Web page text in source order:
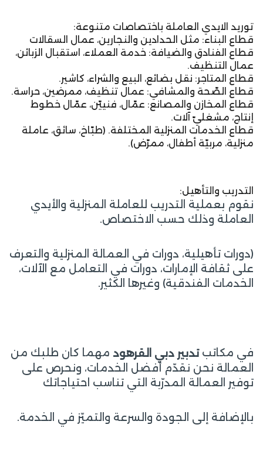
توريد الايدي العاملة باختصاصات متنوعة:
قطاع البناء: مثل الحدادين والنجارين، عمال السقالات
قطاع الفنادق والضيافة: خدمة العملاء، استقبال الزبائن،
عمال التنظيف.
قطاع المتاجر: نقل بضائع، البيع والشراء، كاشير.
قطاع الصّحة والمشافي: عمال تنظيف، ممرضين، حراسة.
قطاع المخازن والمصانع: عمّال، فنييّن، عمّال خطوط
إنتاج، مشغليّ آلات.
قطاع الخدمات المنزلية المختلفة. (طبّاخ، سائق، عاملة
منزلية، مربيّة أطفال، ممرّض).
التدريب والتأهيل:
نقوم بعملية التدريب للعاملة المنزلية والأيدي
العاملة وذلك حسب الاختصاص.
(دورات تأهيلية، دورات في العمالة المنزلية والتعرف
على ثقافة الإمارات، دورات في التعامل مع الآلات،
الخدمات الفندقية) وغيرها الكثير.
في مكاتبتدبير دبي القرهود مهما كان طلبك من
العمالة نحن نقدّم أفضل الخدمات، ونحرص على
توفير العمالة المدرّبة التي تناسب احتياجاتك
بالإضافة إلى الجودة والسرعة والتميّز في الخدمة.